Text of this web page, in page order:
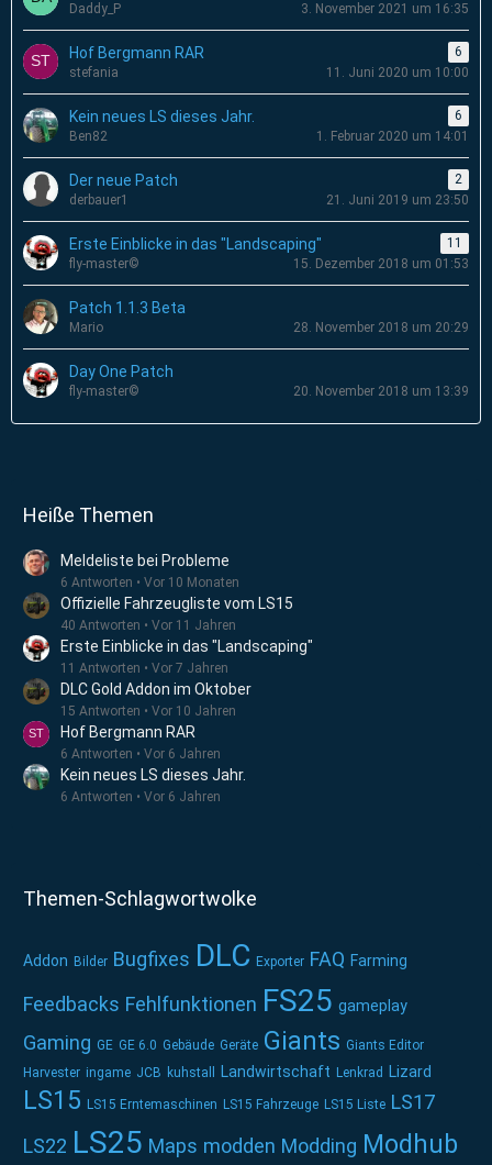
Daddy_P 3. November 2021 um 16:35
Hof Bergmann RAR
6
stefania
11. Juni 2020 um 10:00
Kein neues LS dieses Jahr.
6
Ben82
1. Februar 2020 um 14:01
Der neue Patch
2
derbauer1
21. Juni 2019 um 23:50
Erste Einblicke in das "Landscaping"
11
fly-master©
15. Dezember 2018 um 01:53
Patch 1.1.3 Beta
Mario 28. November 2018 um 20:29
Day One Patch
fly-master© 20. November 2018 um 13:39
Heiße Themen
Meldeliste bei Probleme
6 Antworten Vor 10 Monaten
Offizielle Fahrzeugliste vom LS15
40 Antworten Vor 11 Jahren
Erste Einblicke in das "Landscaping"
11 Antworten Vor 7 Jahren
DLC Gold Addon im Oktober
15 Antworten Vor 10 Jahren
Hof Bergmann RAR
6 Antworten Vor 6 Jahren
Kein neues LS dieses Jahr.
6 Antworten Vor 6 Jahren
Themen-Schlagwortwolke
Addon Bilder Bugfixes DLC Exporter FAQ Farming
Feedbacks Fehlfunktionen FS25 gameplay
Gaming GE GE 6.0 Gebäude Geräte Giants Giants Editor
Harvester ingame JCB kuhstall Landwirtschaft Lenkrad Lizard
LS15 LS15 Erntemaschinen LS15 Fahrzeuge LS15 Liste LS17
LS22 LS25 Maps modden Modding Modhub